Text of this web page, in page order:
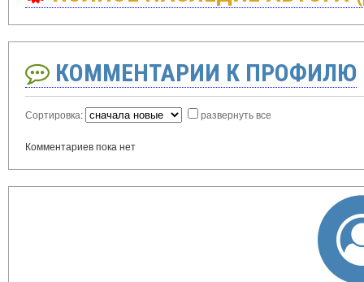
КОММЕНТАРИИ К ПРОФИЛЮ
Сортировка: развернуть все
Комментариев пока нет